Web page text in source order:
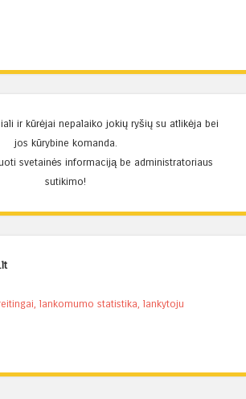
ir kūrėjai nepalaiko jokių ryšių su atlikėja bei
jos kūrybine komanda.
svetainės informaciją be administratoriaus
sutikimo!